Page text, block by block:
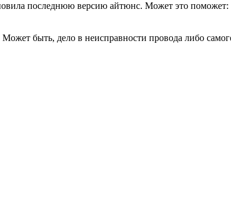
последнюю версию айтюнс. Может это поможет:
быть, дело в неисправности провода либо